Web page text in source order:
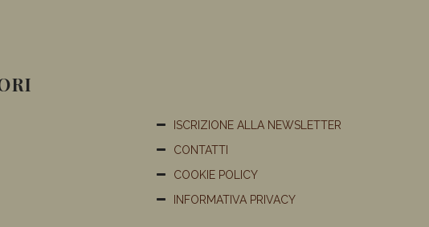
ISCRIZIONE ALLA NEWSLETTER
CONTATTI
COOKIE POLICY
INFORMATIVA PRIVACY